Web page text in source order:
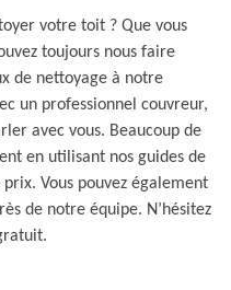
votre toit ? Que vous
toujours nous faire
de nettoyage à notre
un professionnel couvreur,
avec vous. Beaucoup de
en utilisant nos guides de
Vous pouvez également
de notre équipe. N’hésitez